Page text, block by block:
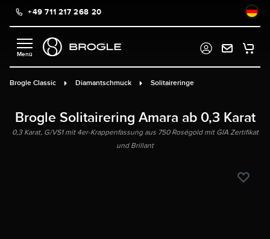
springen
+49 711 217 268 20
Brogle Classic Diamantschmuck Solitaireringe
Brogle Solitairering Amara ab 0,3 Karat
0,3 Karat, G/VS1 mit 4er-Krappenfassung aus 750 Roségold mit GIA Zertifikat
und Brillant